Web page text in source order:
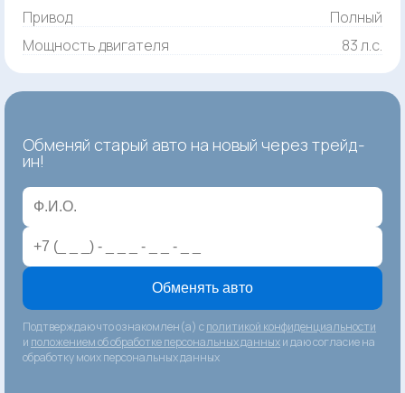
Привод
Полный
Мощность двигателя
83 л.с.
Обменяй старый авто на новый через трейд-
ин!
Обменять авто
Подтверждаю что ознакомлен(а) сполитикой конфиденциальности
и положением об обработке персональных данныхи даю согласие на
обработку моих персональных данных